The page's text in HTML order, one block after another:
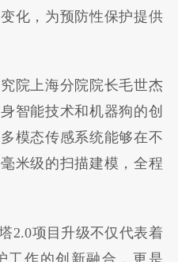
化，为预防性保护提供
院上海分院院长毛世杰
智能技术和机器狗的创
模态传感系统能够在不
米级的扫描建模，全程
2.0项目升级不仅代表着
工作的创新融合，更是